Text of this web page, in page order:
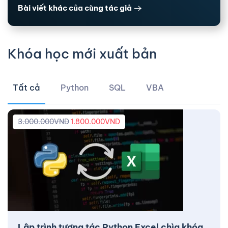
Bài viết khác của cùng tác giả
Khóa học mới xuất bản
Tất cả Python SQL VBA
3.000.000VND1.800.000VND